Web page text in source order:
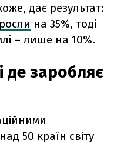
дає результат:
на 35%, тоді
– лише на 10%.
де заробляє
50 країн світу